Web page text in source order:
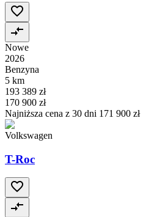
Nowe
2026
Benzyna
5 km
193 389 zł
170 900 zł
Najniższa cena z 30 dni 171 900 zł
Volkswagen
T-Roc